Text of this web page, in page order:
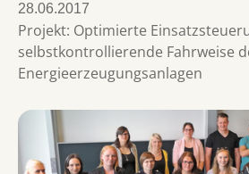
28.06.2017
Projekt: Optimierte
selbstkontrollierende Fahrweise
Energieerzeugungsanlagen